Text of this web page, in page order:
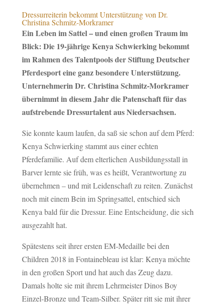
Dressurreiterin bekommt Unterstützung von Dr.
Christina Schmitz-Morkramer
Ein Leben im Sattel – und einen großen Traum im
Blick: Die 19-jährige Kenya Schwierking bekommt
im Rahmen des Talentpools der Stiftung Deutscher
Pferdesport eine ganz besondere Unterstützung.
Unternehmerin Dr. Christina Schmitz-Morkramer
übernimmt in diesem Jahr die Patenschaft für das
aufstrebende Dressurtalent aus Niedersachsen.
Sie konnte kaum laufen, da saß sie schon auf dem Pferd:
Kenya Schwierking stammt aus einer echten
Pferdefamilie. Auf dem elterlichen Ausbildungsstall in
Barver lernte sie früh, was es heißt, Verantwortung zu
übernehmen – und mit Leidenschaft zu reiten. Zunächst
noch mit einem Bein im Springsattel, entschied sich
Kenya bald für die Dressur. Eine Entscheidung, die sich
ausgezahlt hat.
Spätestens seit ihrer ersten EM-Medaille bei den
Children 2018 in Fontainebleau ist klar: Kenya möchte
in den großen Sport und hat auch das Zeug dazu.
Damals holte sie mit ihrem Lehrmeister Dinos Boy
Einzel-Bronze und Team-Silber. Später ritt sie mit ihrer